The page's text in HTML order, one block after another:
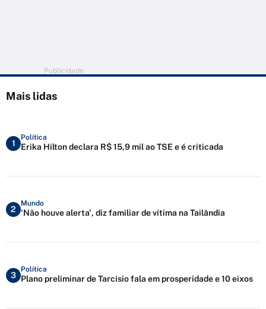
Publicidade
Mais lidas
1
Política
Erika Hilton declara R$ 15,9 mil ao TSE e é criticada
2
Mundo
'Não houve alerta', diz familiar de vítima na Tailândia
3
Política
Plano preliminar de Tarcísio fala em prosperidade e 10 eixos